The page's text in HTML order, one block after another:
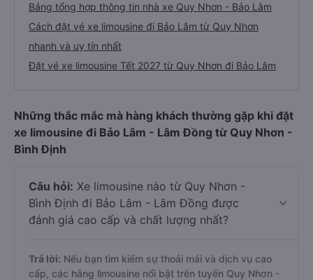
Bảng tổng hợp thông tin nhà xe Quy Nhơn - Bảo Lâm
Cách đặt vé xe limousine đi Bảo Lâm từ Quy Nhơn
nhanh và uy tín nhất
Đặt vé xe limousine Tết 2027 từ Quy Nhơn đi Bảo Lâm
Những thắc mắc mà hàng khách thường gặp khi đặt
xe limousine đi Bảo Lâm - Lâm Đồng từ Quy Nhơn -
Bình Định
Câu hỏi: Xe limousine nào từ Quy Nhơn -
Bình Định đi Bảo Lâm - Lâm Đồng được
đánh giá cao cấp và chất lượng nhất?
Trả lời: Nếu bạn tìm kiếm sự thoải mái và dịch vụ cao
cấp, các hãng limousine nổi bật trên tuyến Quy Nhơn -